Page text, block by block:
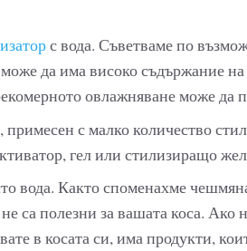
с вода. Съветваме по
да има високо съдържание
овлажняване може да
примесен с малко количество
гел или стилизиращо
вода. Както споменахме
са полезни за вашата коса. Ако
в косата си, има продукти,